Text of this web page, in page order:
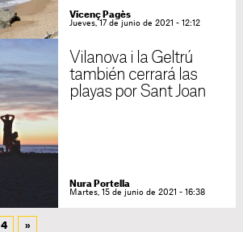
Vicenç Pagès
Jueves, 17 de junio de 2021 - 12:12
Vilanova i la Geltrú
también cerrará las
playas por Sant Joan
Nura Portella
Martes, 15 de junio de 2021 - 16:38
4 »